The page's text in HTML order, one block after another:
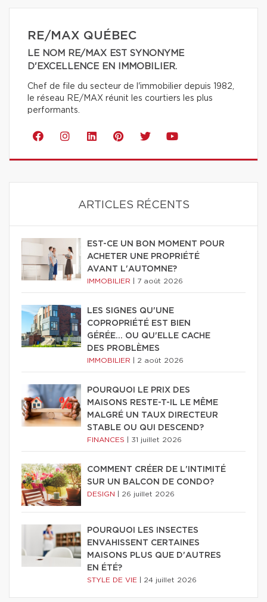
RE/MAX QUÉBEC
LE NOM RE/MAX EST SYNONYME
D'EXCELLENCE EN IMMOBILIER.
Chef de file du secteur de l'immobilier depuis 1982,
le réseau RE/MAX réunit les courtiers les plus
performants.
ARTICLES RÉCENTS
EST-CE UN BON MOMENT POUR
ACHETER UNE PROPRIÉTÉ
AVANT L'AUTOMNE?
IMMOBILIER 7 août 2026
LES SIGNES QU'UNE
COPROPRIÉTÉ EST BIEN
GÉRÉE… OU QU'ELLE CACHE
DES PROBLÈMES
IMMOBILIER 2 août 2026
POURQUOI LE PRIX DES
MAISONS RESTE-T-IL LE MÊME
MALGRÉ UN TAUX DIRECTEUR
STABLE OU QUI DESCEND?
FINANCES 31 juillet 2026
COMMENT CRÉER DE L'INTIMITÉ
SUR UN BALCON DE CONDO?
DESIGN 26 juillet 2026
POURQUOI LES INSECTES
ENVAHISSENT CERTAINES
MAISONS PLUS QUE D'AUTRES
EN ÉTÉ?
STYLE DE VIE 24 juillet 2026